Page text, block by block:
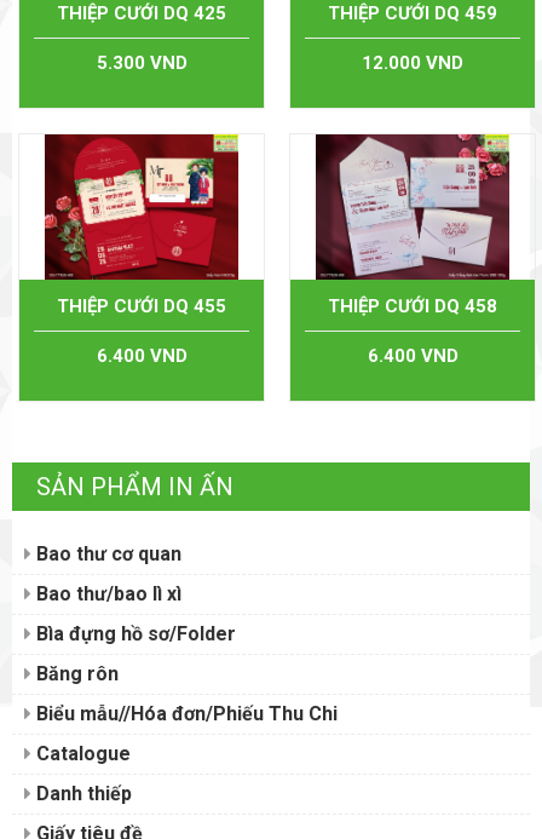
THIỆP CƯỚI DQ 425
5.300 VND
THIỆP CƯỚI DQ 459
12.000 VND
THIỆP CƯỚI DQ 455
6.400 VND
THIỆP CƯỚI DQ 458
6.400 VND
SẢN PHẨM IN ẤN
Bao thư cơ quan
Bao thư/bao lì xì
Bìa đựng hồ sơ/Folder
Băng rôn
Biểu mẫu//Hóa đơn/Phiếu Thu Chi
Catalogue
Danh thiếp
Giấy tiêu đề